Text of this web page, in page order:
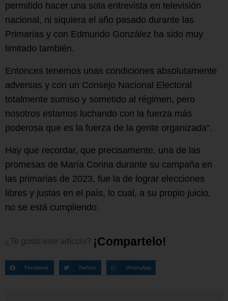
permitido hacer una sola entrevista en televisión
nacional, ni siquiera el año pasado durante las
Primarias y con Edmundo González ha sido muy
limitado también.
Entonces tenemos unas condiciones absolutamente
adversas y con un Consejo Nacional Electoral
totalmente sumiso y sometido al régimen, pero
nosotros estamos luchando con la fuerza más
poderosa que es la fuerza de la gente organizada”.
Hay que recordar, que precisamente, una de las
promesas de María Corina durante su campaña en
las primarias de 2023, fue la de lograr elecciones
libres y justas en el país, lo cual, a su propio juicio,
no se está cumpliendo.
¿Te gustó este artículo? ¡Compartelo!
Facebook Twitter WhatsApp